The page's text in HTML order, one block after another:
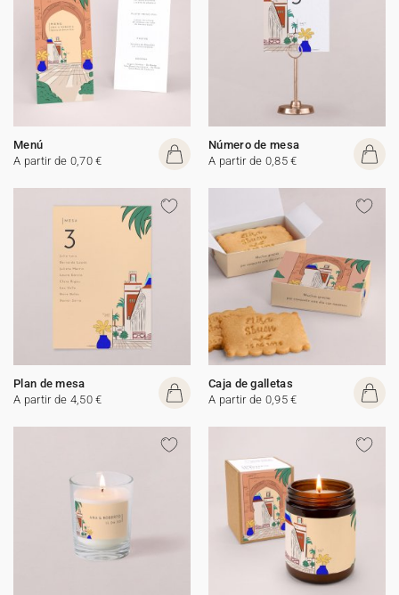
Menú
A partir de 0,70 €
Número de mesa
A partir de 0,85 €
Plan de mesa
A partir de 4,50 €
Caja de galletas
A partir de 0,95 €